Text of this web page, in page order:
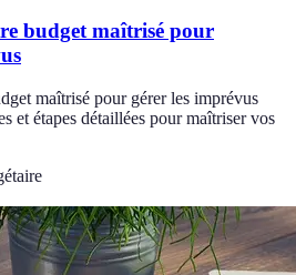
budget maîtrisé pour
maîtrisé pour gérer les imprévus
et étapes détaillées pour maîtriser vos